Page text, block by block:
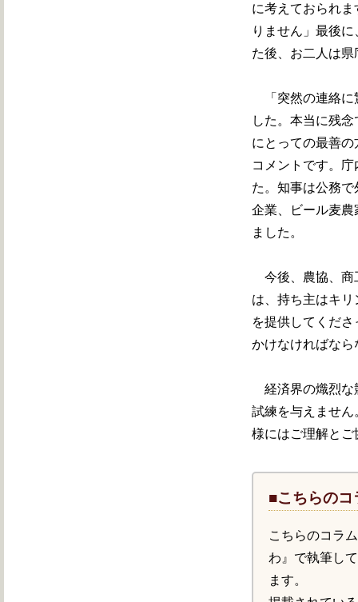
に考えておられ
りません」最後
た後、お二人は
「突然の連絡に
した。本当に残
にとっての最善
コメントです。
た。知事は公務
企業、ビール麦
ました。
今後、農協、商
は、持ち主はキ
を提供してくだ
かけなければな
経済界の熾烈な
試練を与えませ
様にはご理解と
■こちらの
こちらのコラ
わ』で執筆し
ます。